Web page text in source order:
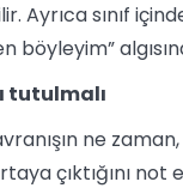
Ayrıca sınıf
böyleyim”
tutulmalı
ne
çıktığını not